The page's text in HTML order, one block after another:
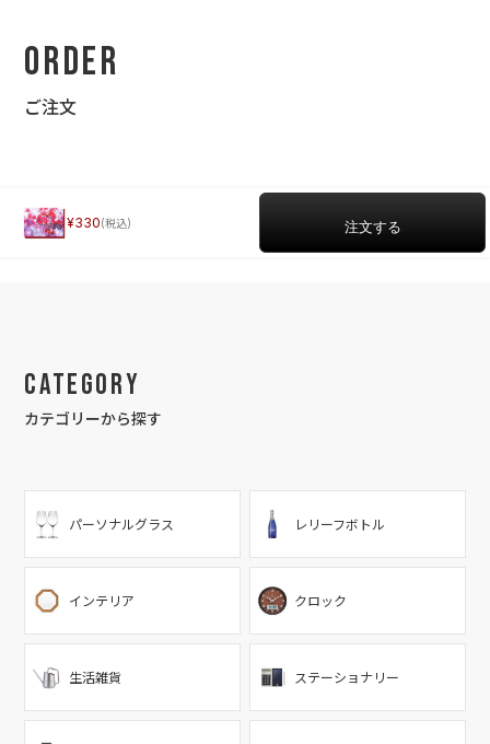
Order
ご注文
330
Category
カテゴリーから探す
パーソナルグラス レリーフボトル
インテリア クロック
生活雑貨 ステーショナリー